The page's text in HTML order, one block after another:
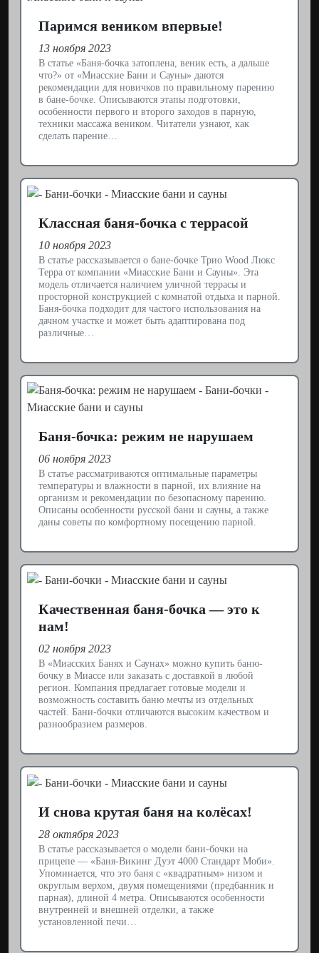
Паримся веником впервые!
13 ноября 2023
В статье «Баня-бочка затоплена, веник есть, а дальше
что?» от «Миасские Бани и Сауны» даются
рекомендации для новичков по правильному парению
в бане-бочке. Описываются этапы подготовки,
особенности первого и второго заходов в парную,
техники массажа веником. Читатели узнают, как
сделать парение…
Классная баня-бочка с террасой
10 ноября 2023
В статье рассказывается о бане-бочке Трио Wood Люкс
Терра от компании «Миасские Бани и Сауны». Эта
модель отличается наличием уличной террасы и
просторной конструкцией с комнатой отдыха и парной.
Баня-бочка подходит для частого использования на
дачном участке и может быть адаптирована под
различные…
Баня-бочка: режим не нарушаем
06 ноября 2023
В статье рассматриваются оптимальные параметры
температуры и влажности в парной, их влияние на
организм и рекомендации по безопасному парению.
Описаны особенности русской бани и сауны, а также
даны советы по комфортному посещению парной.
Качественная баня-бочка — это к
нам!
02 ноября 2023
В «Миасских Банях и Саунах» можно купить баню-
бочку в Миассе или заказать с доставкой в любой
регион. Компания предлагает готовые модели и
возможность составить баню мечты из отдельных
частей. Бани-бочки отличаются высоким качеством и
разнообразием размеров.
И снова крутая баня на колёсах!
28 октября 2023
В статье рассказывается о модели бани-бочки на
прицепе — «Баня-Викинг Дуэт 4000 Стандарт Моби».
Упоминается, что это баня с «квадратным» низом и
округлым верхом, двумя помещениями (предбанник и
парная), длиной 4 метра. Описываются особенности
внутренней и внешней отделки, а также
установленной печи…